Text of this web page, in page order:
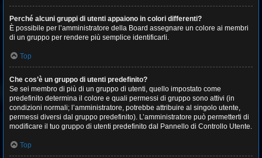
Perché alcuni gruppi di utenti appaiono in colori differenti?
È possibile per l’amministratore della Board assegnare un colore ai membri
di un gruppo per rendere più semplice identificarli.
Top
Che cos’è un gruppo di utenti predefinito?
Se sei membro di più di un gruppo di utenti, quello impostato come
predefinito determina il colore e quali permessi di gruppo sono attivi (in
condizioni normali; l’amministratore, potrebbe attribuire al singolo utente,
permessi diversi dal gruppo predefinito). L’amministratore può permetterti di
modificare il tuo gruppo di utenti predefinito dal Pannello di Controllo Utente.
Top